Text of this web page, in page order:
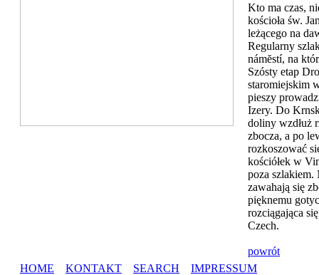
Kto ma czas,
kościoła św.
leżącego na
Regularny
námĕstí, na
Szósty etap
staromiejskim
pieszy
Izery. Do
doliny wzdłuż
zbocza, a po
rozkoszować
kościółek w
poza szlakiem.
zawahają się
pięknemu
rozciągająca
Czech.
powrót
HOME
KONTAKT SEARCH
IMPRESSUM